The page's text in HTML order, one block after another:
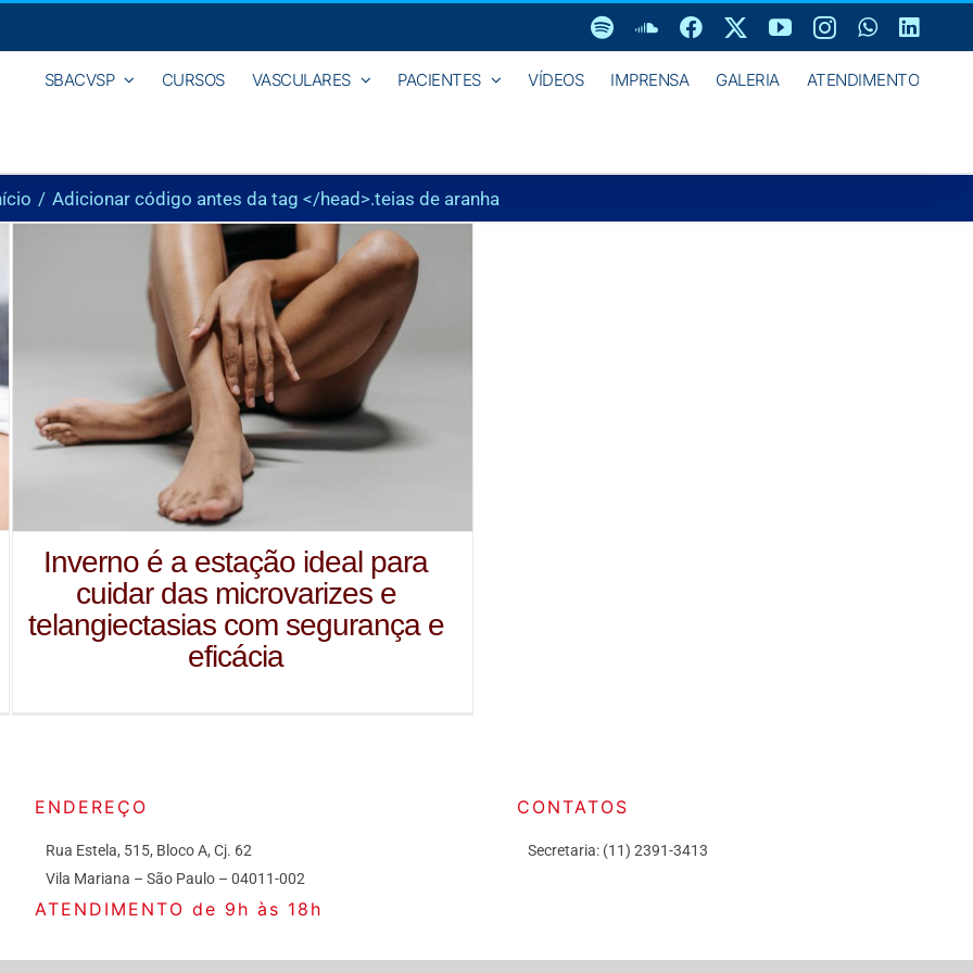
SpotifySoundCloud
FacebookYouTubeInstagram
SBACVSP CURSOS VASCULARES PACIENTES VÍDEOS IMPRENSA GALERIA ATENDIMENTO
Adicionar código antes da tag </head>.teias de aranha
Inverno é a estação ideal para
cuidar das microvarizes e
telangiectasias com segurança e
eficácia
ENDEREÇO
Rua Estela, 515, Bloco A, Cj. 62
Vila Mariana – São Paulo – 04011-002
ATENDIMENTO de 9h às 18h
CONTATOS
Secretaria: (11) 2391-3413